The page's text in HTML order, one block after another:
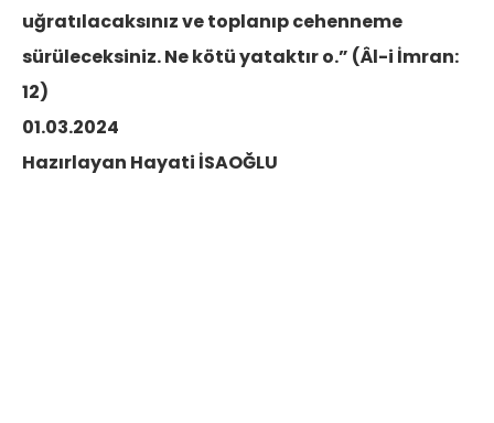
uğratılacaksınız ve toplanıp cehenneme
sürüleceksiniz. Ne kötü yataktır o.” (Âl-i İmran:
12)
01.03.2024
Hazırlayan Hayati İSAOĞLU